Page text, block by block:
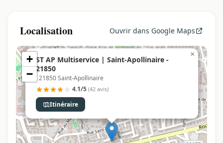
Localisation Ouvrir dans Google Maps
ST AP Multiservice | Saint-Apollinaire -
21850
, 21850 Saint-Apollinaire
4.1/5 (42 avis)
Itinéraire
×
+
−